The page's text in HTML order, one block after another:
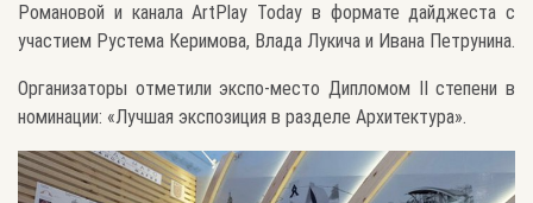
Романовой и канала ArtPlay Today в формате дайджеста с
участием Рустема Керимова, Влада Лукича и Ивана Петрунина.
Организаторы отметили экспо-место Дипломом II степени в
номинации: «Лучшая экспозиция в разделе Архитектура».